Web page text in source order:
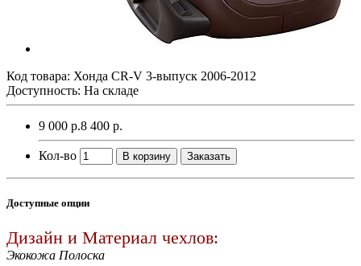
Код товара: Хонда CR-V 3-выпуск 2006-2012
Доступность: На складе
9 000 р.8 400 р.
Кол-во В корзину Заказать
Доступные опции
Дизайн и Материал чехлов:
Экокожа Полоска